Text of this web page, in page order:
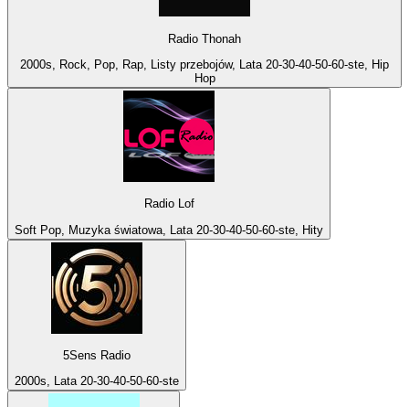
Radio Thonah
2000s, Rock, Pop, Rap, Listy przebojów, Lata 20-30-40-50-60-ste, Hip
Hop
Radio Lof
Soft Pop, Muzyka światowa, Lata 20-30-40-50-60-ste, Hity
5Sens Radio
2000s, Lata 20-30-40-50-60-ste